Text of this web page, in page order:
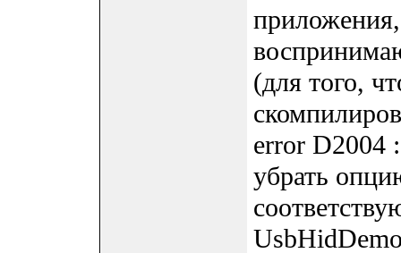
(для того,
error D2004
убрать